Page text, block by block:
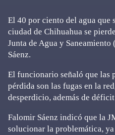
El 40 por ciento del agua que
ciudad de Chihuahua se
Junta de Agua y
Sáenz.
El funcionario señaló que las
pérdida son las fugas en la
desperdicio, además de
Falomir Sáenz indicó que la
solucionar la problemática, ya